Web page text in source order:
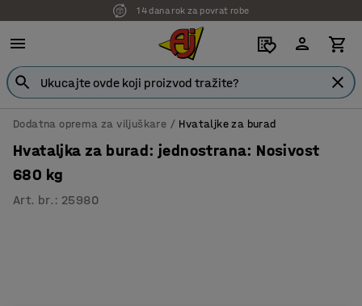
14 dana rok za povrat robe
Dodatna oprema za viljuškare Hvataljke za burad
Hvataljka za burad: jednostrana: Nosivost
680 kg
Art. br. : 25980